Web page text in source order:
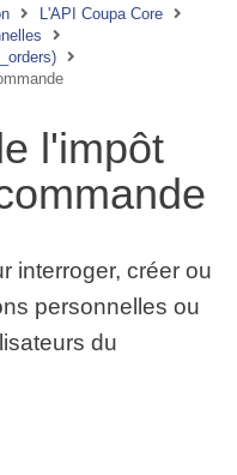
L'API Coupa Core
l'impôt
interroger, créer ou
personnelles ou
du